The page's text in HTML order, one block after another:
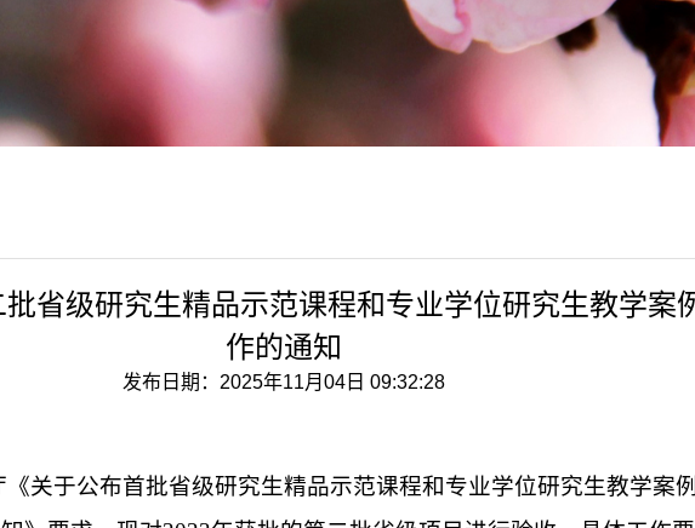
省级研究生精品示范课程和专业学位研究生教学案
作的通知
发布日期：2025年11月04日 09:32:28
关于公布首批省级研究生精品示范课程和专业学位研究生教学案